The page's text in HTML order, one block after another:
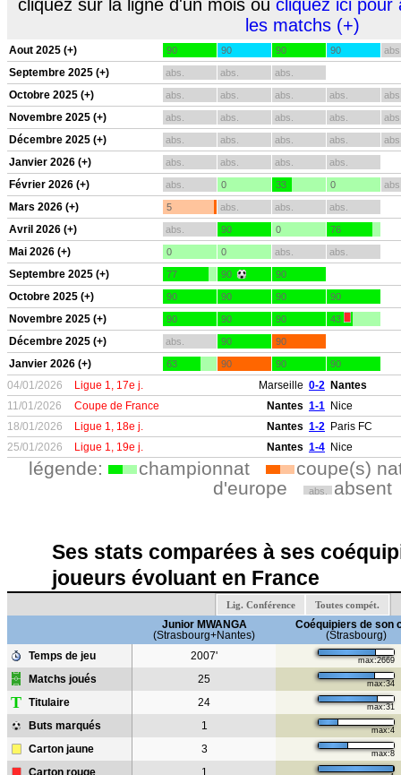
cliquez sur la ligne d'un mois ou cliquez ici pour
les matchs (+)
Aout 2025 (+) 90 90 90 90
Septembre 2025 (+) abs. abs. abs.
Octobre 2025 (+) abs. abs. abs. abs.
Novembre 2025 (+) abs. abs. abs. abs.
Décembre 2025 (+) abs. abs. abs. abs.
Janvier 2026 (+) abs. abs. abs. abs.
Février 2026 (+) abs. 0 33 0
Mars 2026 (+) 5 abs. abs. abs.
Avril 2026 (+) abs. 90 0 76
Mai 2026 (+) 0 0 abs. abs.
Septembre 2025 (+) 77 90 90
Octobre 2025 (+) 90 90 90 90
Novembre 2025 (+) 90 90 90 43
Décembre 2025 (+) abs. 90 90
Janvier 2026 (+) 63 90 90 90
04/01/2026 Ligue 1, 17e j. Marseille 0-2 Nantes
11/01/2026
Coupe de France Nantes 1-1 Nice
18/01/2026
Ligue 1, 18e j. Nantes 1-2 Paris FC
25/01/2026
Ligue 1, 19e j. Nantes 1-4 Nice
légende: championnat
coupe(s)
d'europe
abs. absent
Ses stats comparées à ses
joueurs évoluant en France
Lig. Conférence Toutes compét.
Junior MWANGA
(Strasbourg+Nantes)
Coéquipiers de son
(Strasbourg)
Temps de jeu
2007' max:2669
Matchs joués 25 max:34
T Titulaire 24 max:31
Buts marqués 1 max:4
Carton jaune 3 max:8
Carton rouge 1